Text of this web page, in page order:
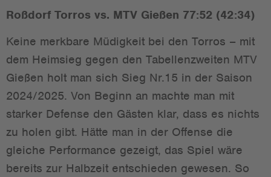
Roßdorf Torros vs. MTV Gießen 77:52 (42:34)
Keine merkbare Müdigkeit bei den Torros – mit
dem Heimsieg gegen den Tabellenzweiten MTV
Gießen holt man sich Sieg Nr.15 in der Saison
2024/2025. Von Beginn an machte man mit
starker Defense den Gästen klar, dass es nichts
zu holen gibt. Hätte man in der Offense die
gleiche Performance gezeigt, das Spiel wäre
bereits zur Halbzeit entschieden gewesen. So